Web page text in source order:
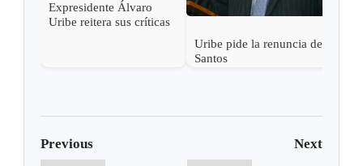
Expresidente Álvaro
Uribe reitera sus críticas
Uribe pide la renuncia de
Santos
Previous Next